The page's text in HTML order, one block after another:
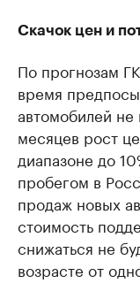
Скачок цен и
По прогнозам
время
автомобилей не
месяцев рост
диапазоне до
пробегом в
продаж новых
стоимость
снижаться не
возрасте от